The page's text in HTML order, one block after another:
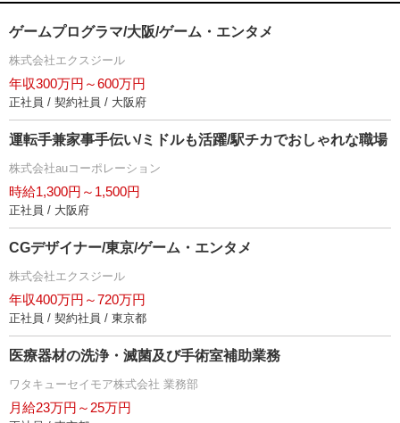
ゲームプログラマ/大阪/ゲーム・エンタメ
株式会社エクスジール
年収300万円～600万円
正社員 / 契約社員 / 大阪府
運転手兼家事手伝い/ミドルも活躍/駅チカでおしゃれな職場
株式会社auコーポレーション
時給1,300円～1,500円
正社員 / 大阪府
CGデザイナー/東京/ゲーム・エンタメ
株式会社エクスジール
年収400万円～720万円
正社員 / 契約社員 / 東京都
医療器材の洗浄・滅菌及び手術室補助業務
ワタキューセイモア株式会社 業務部
月給23万円～25万円